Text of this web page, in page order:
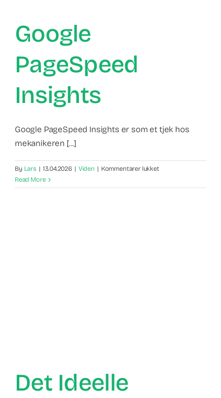
Google
PageSpeed
Insights
Google PageSpeed Insights er som et tjek hos
mekanikeren [...]
By Lars | 13.04.2026 | Viden | Kommentarer lukkettil
PageSpeed
Read More
Det Ideelle